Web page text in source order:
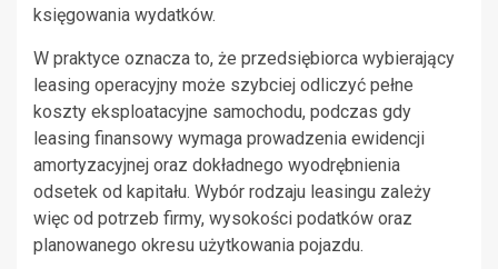
księgowania wydatków.
W praktyce oznacza to, że przedsiębiorca wybierający
leasing operacyjny może szybciej odliczyć pełne
koszty eksploatacyjne samochodu, podczas gdy
leasing finansowy wymaga prowadzenia ewidencji
amortyzacyjnej oraz dokładnego wyodrębnienia
odsetek od kapitału. Wybór rodzaju leasingu zależy
więc od potrzeb firmy, wysokości podatków oraz
planowanego okresu użytkowania pojazdu.